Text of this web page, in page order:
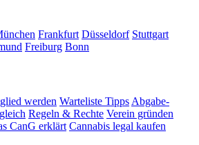
Frankfurt Düsseldorf Stuttgart
Freiburg Bonn
werden Warteliste Tipps Abgabe-
Regeln & Rechte Verein gründen
CanG erklärt Cannabis legal kaufen